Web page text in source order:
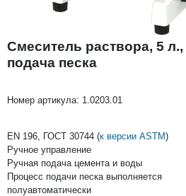
Смеситель раствора, 5
подача песка
Номер артикула: 1.0203.01
EN 196, ГОСТ 30744 (к версии ASTM)
Ручное управление
Ручная подача цемента и воды
Процесс подачи песка выполняется
полуавтоматически